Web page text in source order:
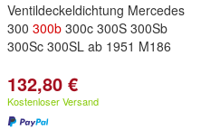
Ventildeckeldichtung Mercedes
300 300b 300c 300S 300Sb
300Sc 300SL ab 1951 M186
132,80 €
Kostenloser Versand